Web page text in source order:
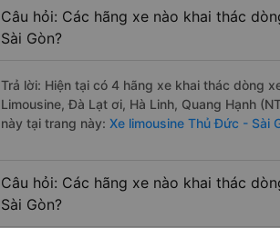
Câu hỏi: Các hãng xe nào khai thác
Sài Gòn?
Trả lời: Hiện tại có 4 hãng xe khai thác dòng
Limousine, Đà Lạt ơi, Hà Linh, Quang Hạnh
này tại trang này: Xe limousine Thủ Đức - Sài
Câu hỏi: Các hãng xe nào khai thác
Sài Gòn?